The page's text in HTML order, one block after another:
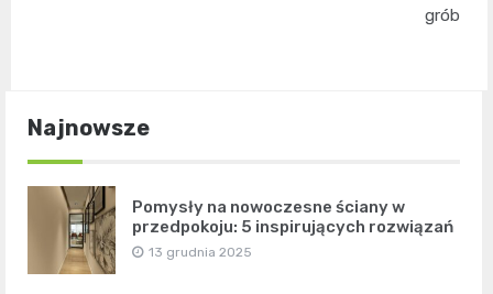
grób
Najnowsze
Pomysły na nowoczesne ściany w
przedpokoju: 5 inspirujących rozwiązań
13 grudnia 2025